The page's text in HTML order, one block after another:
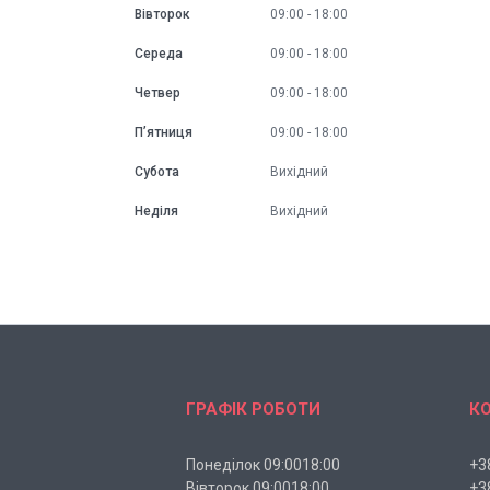
Вівторок 09:00 18:00
Середа 09:00 18:00
Четвер 09:00 18:00
Пʼятниця 09:00 18:00
Субота Вихідний
Неділя Вихідний
ГРАФІК РОБОТИ
Понеділок 09:0018:00